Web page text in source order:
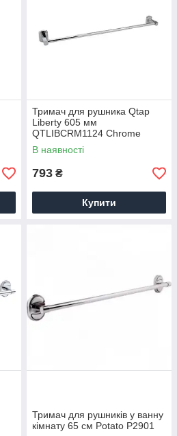
Тримач для рушника Qtap
Liberty 605 мм
QTLIBCRM1124 Chrome
В наявності
793 ₴
Купити
Тримач для рушників у ванну
кімнату 65 см Potato P2901